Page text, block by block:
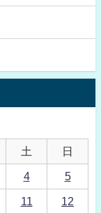
土 日
4 5
11 12